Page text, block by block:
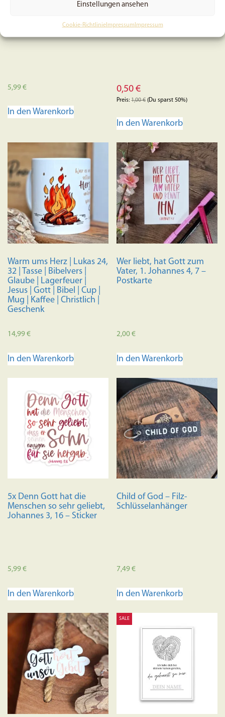
Einstellungen ansehen
Cookie-RichtlinieImpressum Impressum
5,99€
In den Warenkorb
– Postkarte (B-Ware)
0,50€
Preis:1,00€(Du sparst 50%)
In den Warenkorb
Warm ums Herz | Lukas 24,
32 | Tasse | Bibelvers |
Glaube | Lagerfeuer |
Jesus | Gott | Bibel | Cup |
Mug | Kaffee | Christlich |
Geschenk
14,99€
In den Warenkorb
Wer liebt, hat Gott zum
Vater, 1. Johannes 4, 7 –
Postkarte
2,00€
In den Warenkorb
5x Denn Gott hat die
Menschen so sehr geliebt,
Johannes 3, 16 – Sticker
5,99€
In den Warenkorb
Child of God – Filz-
Schlüsselanhänger
7,49€
In den Warenkorb
SALE